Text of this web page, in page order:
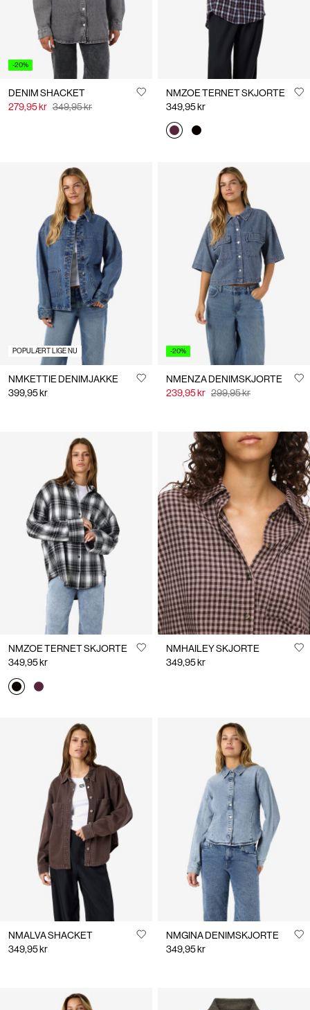
-20%
DENIM SHACKET
279,95 kr 349,95 kr
NMZOE TERNET SKJORTE
349,95 kr
POPULÆRT LIGE NU
NMKETTIE DENIMJAKKE
399,95 kr
-20%
NMENZA DENIMSKJORTE
239,95 kr 299,95 kr
NMZOE TERNET SKJORTE
349,95 kr
NMHAILEY SKJORTE
349,95 kr
NMALVA SHACKET
349,95 kr
NMGINA DENIMSKJORTE
349,95 kr